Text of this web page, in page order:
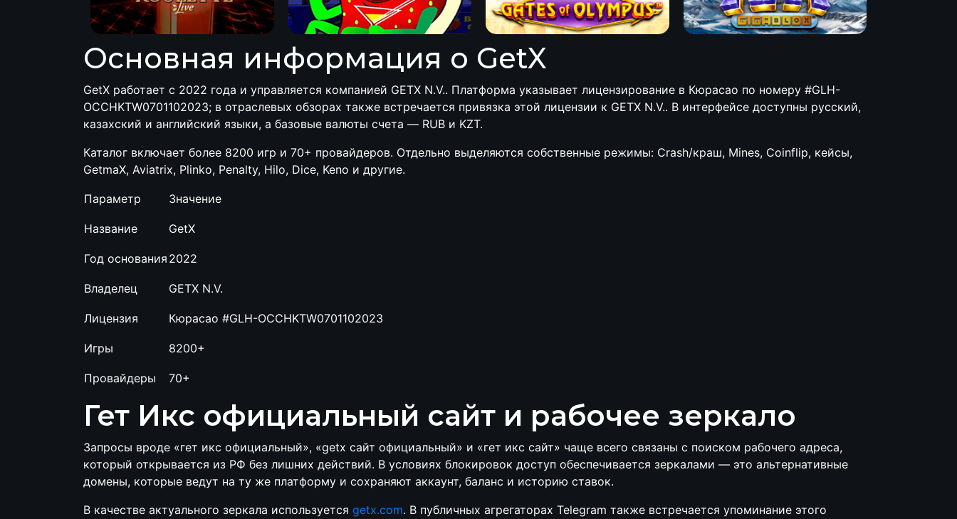
Основная информация о GetX
GetX работает с 2022 года и управляется компанией GETX N.V.. Платформа указывает лицензирование в Кюрасао по номеру #GLH-
OCCHKTW0701102023; в отраслевых обзорах также встречается привязка этой лицензии к GETX N.V.. В интерфейсе доступны русский,
казахский и английский языки, а базовые валюты счета — RUB и KZT.
Каталог включает более 8200 игр и 70+ провайдеров. Отдельно выделяются собственные режимы: Crash/краш, Mines, Coinflip, кейсы,
GetmaX, Aviatrix, Plinko, Penalty, Hilo, Dice, Keno и другие.
Параметр Значение
Название GetX
Год основания 2022
Владелец GETX N.V.
Лицензия Кюрасао #GLH-OCCHKTW0701102023
Игры 8200+
Провайдеры 70+
Гет Икс официальный сайт и рабочее зеркало
Запросы вроде «гет икс официальный», «getx сайт официальный» и «гет икс сайт» чаще всего связаны с поиском рабочего адреса,
который открывается из РФ без лишних действий. В условиях блокировок доступ обеспечивается зеркалами — это альтернативные
домены, которые ведут на ту же платформу и сохраняют аккаунт, баланс и историю ставок.
В качестве актуального зеркала используется getx.com. В публичных агрегаторах Telegram также встречается упоминание этого